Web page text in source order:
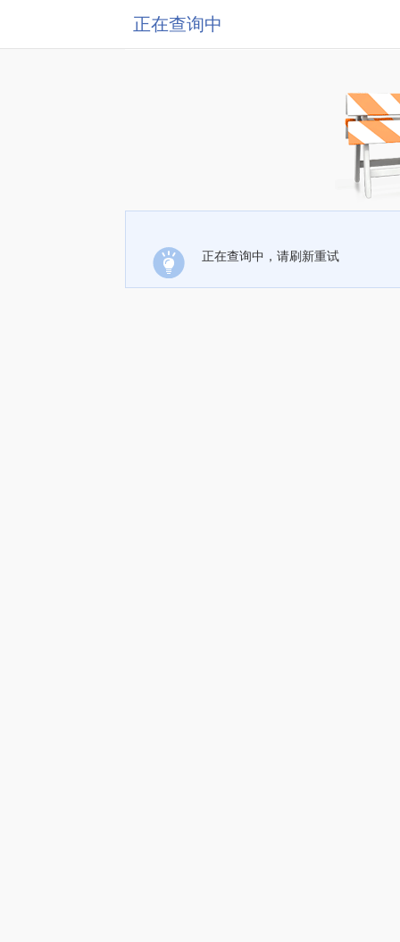
正在查询中
正在查询中，请刷新重试